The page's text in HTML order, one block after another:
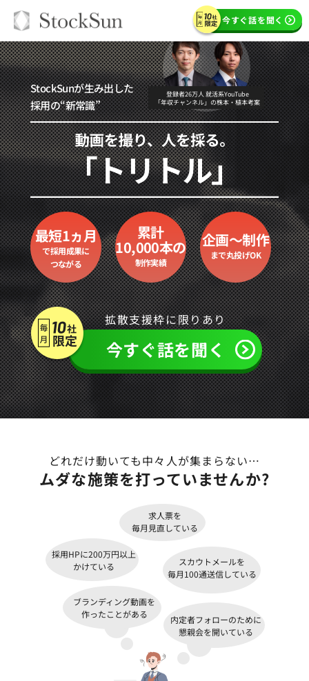
今すぐ話を聞く
StockSunが生み出した
採用の“新常識”
登録者26万人 就活系YouTube
「年収チャンネル」の株本・植本考案
最短1ヵ月
で採用成果に
つながる
累計
10,000本の
制作実績
企画～制作
まで丸投げOK
拡散支援枠に限りあり
今すぐ話を聞く
どれだけ動いても中々人が集まらない…
ムダな施策を打っていませんか?
採用HPに200万円以上
かけている
求人票を
毎月見直している
スカウトメールを
毎月100通送信している
ブランディング動画を
作ったことがある
内定者フォローのために
懇親会を開いている